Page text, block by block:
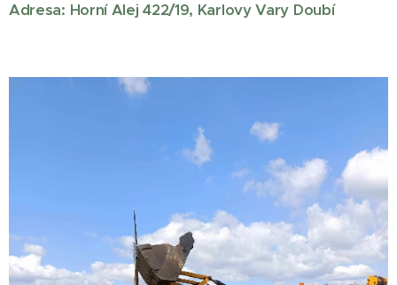
Adresa: Horní Alej 422/19, Karlovy Vary Doubí